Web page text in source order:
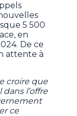
5 500
en
De ce
attente à
croire que
l’offre
ce